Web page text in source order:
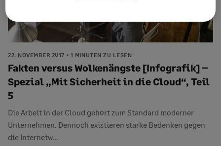
22. NOVEMBER 2017 1 MINUTEN ZU LESEN
Fakten versus Wolkenängste [Infografik] –
Spezial „Mit Sicherheit in die Cloud“, Teil
5
Die Arbeit in der Cloud gehört zum Standard moderner
Unternehmen. Dennoch existieren starke Bedenken gegen
die Internetw...